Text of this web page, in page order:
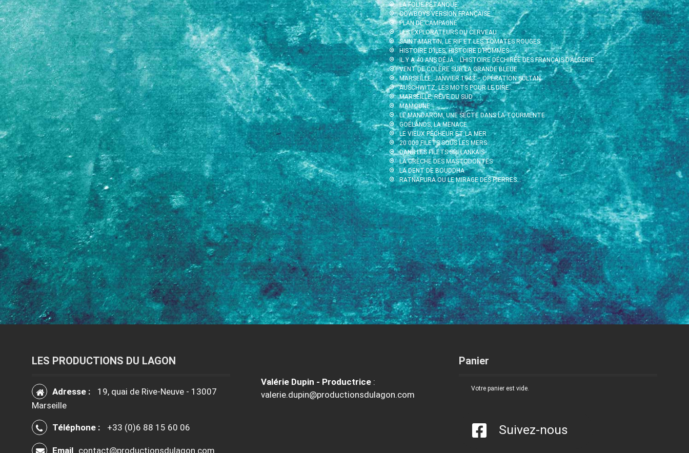
LA FOLIE PÉTANQUE
COWBOYS VERSION FRANÇAISE
PLAN DE CAMPAGNE
LES EXPLORATEURS DU CERVEAU
SAINT-MARTIN, LE RIF ET LES TOMATES ROUGES
HISTOIRE D’ÎLES, HISTOIRE D’HOMMES
IL Y A 40 ANS DÉJÀ… L’HISTOIRE DÉCHIRÉE DES FRANÇAIS D’ALGÉRIE
VENT DE COLÈRE SUR LA GRANDE BLEUE
MARSEILLE, JANVIER 1943 – OPÉRATION SULTAN
AUSCHWITZ, LES MOTS POUR LE DIRE…
MARSEILLE, RÊVE DU SUD
MAMOUNE
LE MANDAROM, UNE SECTE DANS LA TOURMENTE
GOÉLANDS, LA MENACE…
LE VIEUX PÊCHEUR ET LA MER
20 000 FILETS SOUS LES MERS…
DANS LES FILETS SRI LANKAIS
LA CRÈCHE DES MASTODONTES
LA DENT DE BOUDDHA
RATNAPURA OU LE MIRAGE DES PIERRES…
LES PRODUCTIONS DU LAGON
Adresse :
19, quai de Rive-Neuve - 13007
Marseille
Téléphone : +33 (0)6 88 15 60 06
Email contact@productionsdulagon.com
Valérie Dupin - Productrice:
valerie.dupin@productionsdulagon.com
Panier
Votre panier est vide.
Suivez-nous